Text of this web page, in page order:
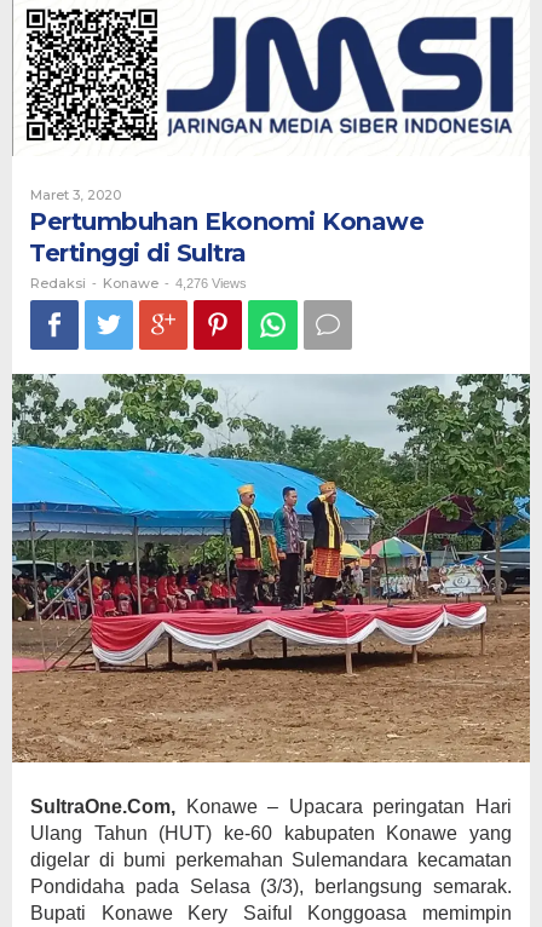
Maret 3, 2020Oleh
Redaksi
Pertumbuhan Ekonomi Konawe
Tertinggi di Sultra
Redaksi - Konawe - 4,276 Views
SultraOne.Com,
Konawe – Upacara peringatan Hari
Ulang Tahun (HUT) ke-60 kabupaten Konawe yang
digelar di bumi perkemahan Sulemandara kecamatan
Pondidaha pada Selasa (3/3), berlangsung semarak.
Bupati Konawe Kery Saiful Konggoasa memimpin